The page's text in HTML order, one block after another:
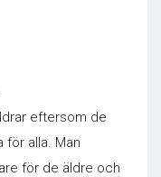
eftersom de
för alla. Man
för de äldre och